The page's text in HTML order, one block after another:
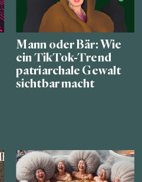
Mann oder Bär: Wie
ein TikTok-Trend
patriarchale Gewalt
sichtbar macht